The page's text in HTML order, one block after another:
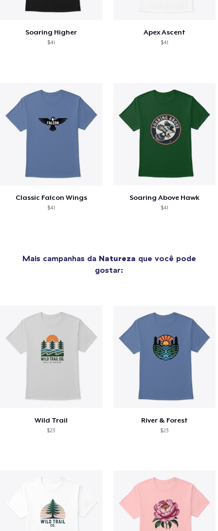
Soaring Higher
$41
Apex Ascent
$41
Classic Falcon Wings
$41
Soaring Above Hawk
$41
Mais campanhas da Natureza que você pode
gostar:
Wild Trail
$23
River & Forest
$23